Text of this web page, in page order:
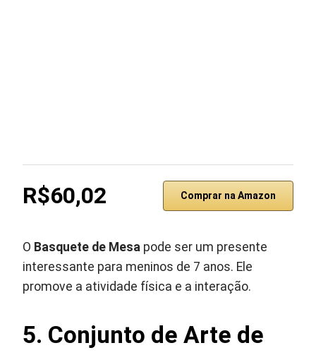
R$60,02 Comprar na Amazon
O Basquete de Mesa pode ser um presente
interessante para meninos de 7 anos. Ele
promove a atividade física e a interação.
5. Conjunto de Arte de